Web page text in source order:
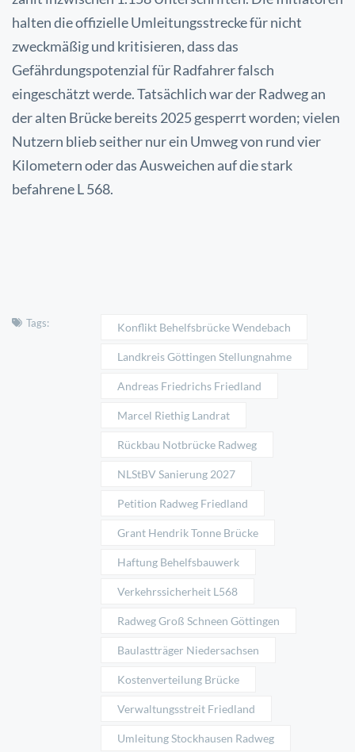
halten die offizielle Umleitungsstrecke für nicht
zweckmäßig und kritisieren, dass das
Gefährdungspotenzial für Radfahrer falsch
eingeschätzt werde. Tatsächlich war der Radweg an
der alten Brücke bereits 2025 gesperrt worden; vielen
Nutzern blieb seither nur ein Umweg von rund vier
Kilometern oder das Ausweichen auf die stark
befahrene L 568.
Tags: Konflikt Behelfsbrücke Wendebach
Landkreis Göttingen Stellungnahme
Andreas Friedrichs Friedland
Marcel Riethig Landrat
Rückbau Notbrücke Radweg
NLStBV Sanierung 2027
Petition Radweg Friedland
Grant Hendrik Tonne Brücke
Haftung Behelfsbauwerk
Verkehrssicherheit L568
Radweg Groß Schneen Göttingen
Baulastträger Niedersachsen
Kostenverteilung Brücke
Verwaltungsstreit Friedland
Umleitung Stockhausen Radweg